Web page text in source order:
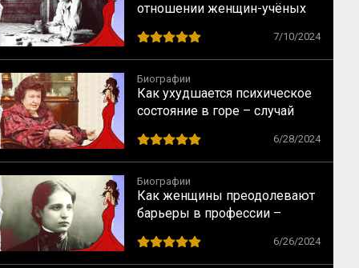
отношении женщин-учёных
7/10/2024
Биографии
Как ухудшается психическое
состояние в горе – случай
6/28/2024
Биографии
Как женщины преодолевают
барьеры в профессии –
6/26/2024